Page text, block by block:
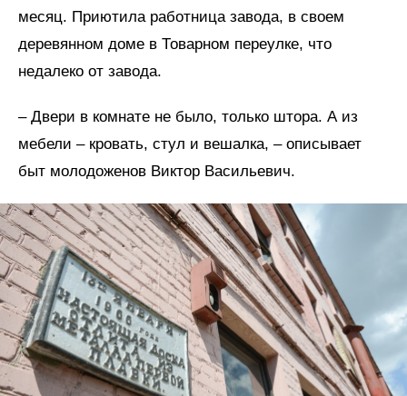
месяц. Приютила работница завода, в своем
деревянном доме в Товарном переулке, что
недалеко от завода.
– Двери в комнате не было, только штора. А из
мебели – кровать, стул и вешалка, – описывает
быт молодоженов Виктор Васильевич.